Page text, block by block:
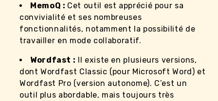
MemoQ : Cet outil est apprécié pour sa
convivialité et ses nombreuses
fonctionnalités, notamment la possibilité de
travailler en mode collaboratif.
Wordfast : Il existe en plusieurs versions,
dont Wordfast Classic (pour Microsoft Word) et
Wordfast Pro (version autonome). C’est un
outil plus abordable, mais toujours très